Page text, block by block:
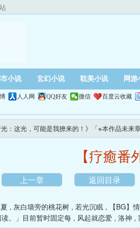
小说 玄幻小说 耽美小说 网游
人人网 QQ好友 微信 百度云收藏
光：这光，可能是我撩来的！》「※本作品未
【疗癒番
上一章 返回目录
, 灰白墙旁的桃花树 , 若光沉眠 , 【BG】
。」目前暂时固定每 , 风起就恋爱 , 洛神 ,